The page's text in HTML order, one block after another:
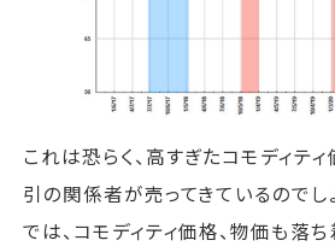
これは恐らく、高すぎたコモディテ
引の関係者が売ってきているのでし
では、コモディティ価格、物価も落